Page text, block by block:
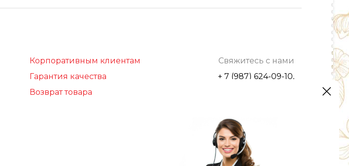
Корпоративным клиентам
Гарантия качества
Возврат товара
Свяжитесь с нами
+ 7 (987) 624-09-10,